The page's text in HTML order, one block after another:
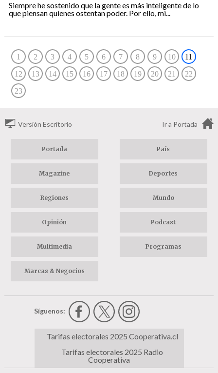
Siempre he sostenido que la gente es más inteligente de lo
que piensan quienes ostentan poder. Por ello, mi...
1 2 3 4 5 6 7 8 9 10 11
12 13 14 15 16 17 18 19 20 21 22
23
Versión Escritorio Ir a Portada
Portada País
Magazine Deportes
Regiones Mundo
Opinión Podcast
Multimedia Programas
Marcas & Negocios
Síguenos:
Tarifas electorales 2025 Cooperativa.cl
Tarifas electorales 2025 Radio
Cooperativa